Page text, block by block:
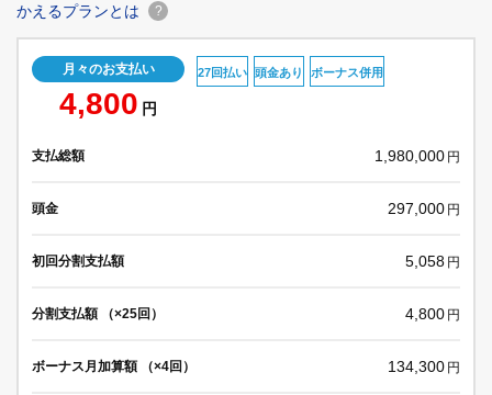
かえるプランとは
?
月々のお支払い
4,800 円
27回払い 頭金あり ボーナス併用
支払総額 1,980,000 円
頭金 297,000 円
初回分割支払額 5,058 円
分割支払額 （×25回） 4,800 円
ボーナス月加算額 （×4回） 134,300 円